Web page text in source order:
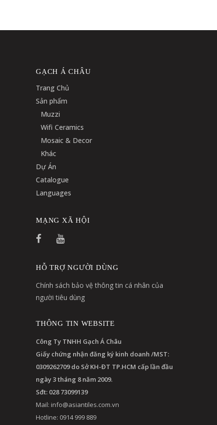
GẠCH Á CHÂU
Trang Chủ
Sản phẩm
Muzzi
Wifi Ceramics
Mosaic & Decor
Khác
Dự Án
Catalogue
Languages
MẠNG XÃ HỘI
HỖ TRỢ NGƯỜI DÙNG
Chính sách bảo vệ thông tin cá nhân của
người tiêu dùng
THÔNG TIN WEBSITE
Công Ty TNHH Gạch Á Châu
Giấy chứng nhận đăng ký kinh doanh /MST:
0309262709 do Sở KH-ĐT TP.HCM cấp lần đầu
ngày 3 tháng 8 năm 2009.
Sđt: 028 73099139
Mail: info@asiantiles.com.vn
Hotline: 0914 999 889